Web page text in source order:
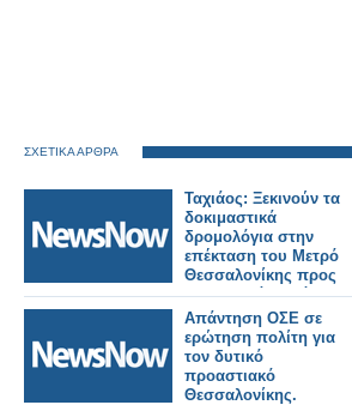
ΣΧΕΤΙΚΑ ΑΡΘΡΑ
Ταχιάος: Ξεκινούν τα
δοκιμαστικά
δρομολόγια στην
επέκταση του Μετρό
Θεσσαλονίκης προς
Καλαμαριά – Στόχος η
λειτουργία έως το
τέλος του μήνα.
Απάντηση ΟΣΕ σε
ερώτηση πολίτη για
τον δυτικό
προαστιακό
Θεσσαλονίκης.